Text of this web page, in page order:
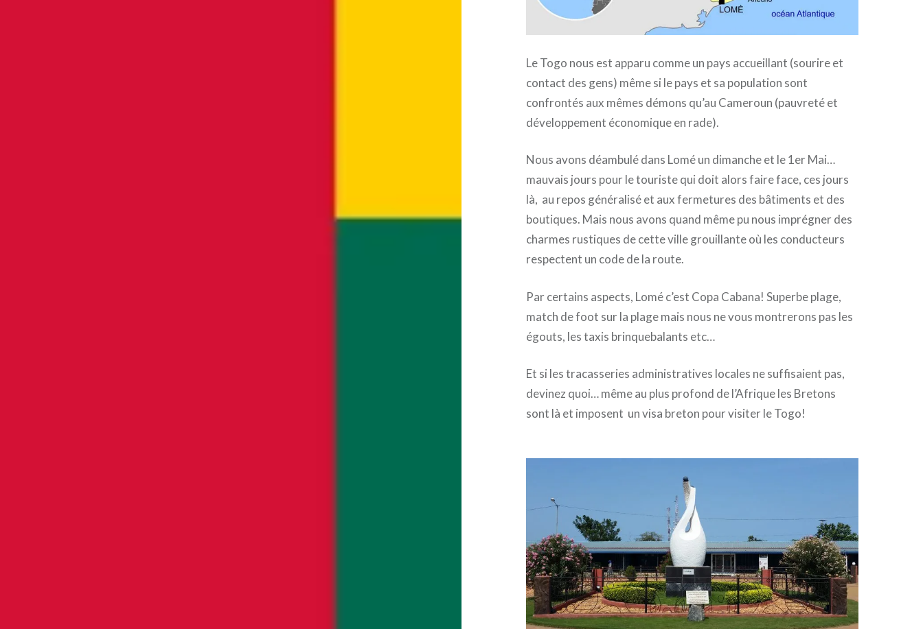
Le Togo nous est apparu comme un pays accueillant (sourire et
contact des gens) même si le pays et sa population sont
confrontés aux mêmes démons qu’au Cameroun (pauvreté et
développement économique en rade).
Nous avons déambulé dans Lomé un dimanche et le 1er Mai…
mauvais jours pour le touriste qui doit alors faire face, ces jours
là, au repos généralisé et aux fermetures des bâtiments et des
boutiques. Mais nous avons quand même pu nous imprégner des
charmes rustiques de cette ville grouillante où les conducteurs
respectent un code de la route.
Par certains aspects, Lomé c’est Copa Cabana! Superbe plage,
match de foot sur la plage mais nous ne vous montrerons pas les
égouts, les taxis brinquebalants etc…
Et si les tracasseries administratives locales ne suffisaient pas,
devinez quoi… même au plus profond de l’Afrique les Bretons
sont là et imposent un visa breton pour visiter le Togo!